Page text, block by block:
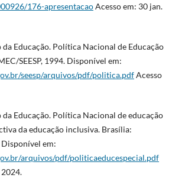
176-apresentacaoAcesso em: 30 jan.
Educação. Política Nacional de Educação
SEESP, 1994. Disponível em:
seesp/arquivos/pdf/politica.pdfAcesso
Educação. Política Nacional de educação
da educação inclusiva. Brasília:
Disponível em:
arquivos/pdf/politicaeducespecial.pdf
2024.